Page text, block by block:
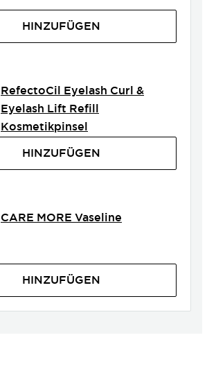
HINZUFÜGEN
RefectoCil Eyelash Curl &
Eyelash Lift Refill
Kosmetikpinsel
HINZUFÜGEN
CARE MORE Vaseline
HINZUFÜGEN